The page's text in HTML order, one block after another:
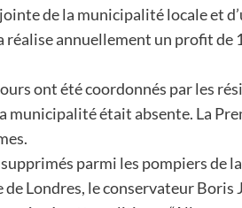
de la municipalité locale et
annuellement un profit de
ont été coordonnés par les
municipalité était absente. La
parmi les pompiers de
de Londres, le conservateur Boris